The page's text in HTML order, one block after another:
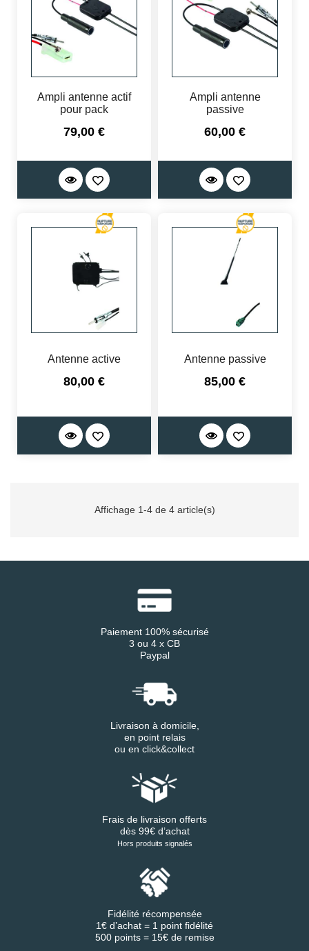
Ampli antenne actif
pour pack
Prix
79,00 €
Ampli antenne
passive
Prix
60,00 €
Antenne active
Prix
80,00 €
Antenne passive
Prix
85,00 €
Affichage 1-4 de 4 article(s)
Paiement 100% sécurisé
3 ou 4 x CB
Paypal
Livraison à domicile,
en point relais
ou en click&collect
Frais de livraison offerts
dès 99€ d’achat
Hors produits signalés
Fidélité récompensée
1€ d’achat = 1 point fidélité
500 points = 15€ de remise